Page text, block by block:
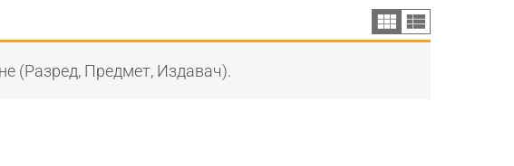
(Разред, Предмет, Издавач).